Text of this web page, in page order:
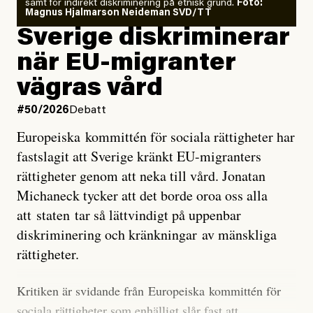
läget för hur den begynnande El Niño-händelsen ska
utveckla sig. El Niño är ett återkommande
väderfenomen som uppstår när havsvattnet i delar av
Stilla havet blir ovanligt varmt. Det påverkar vädret
över stora delar av världen och under
forskare allt oftare varnat för att den här El Niñon
Det verkar vara en underdrift, menar nu Zeke
Hausfather.
”Det ser ut som att årets El Niño inte bara med stor
sannolikhet kommer att bli den starkaste sedan
tillförlitliga mätningar inleddes – den kan till och med
marginal”, skriver han.
samt för indirekt diskriminering på etnisk grund. Foto:
Magnus Hjalmarson Neideman SVD/TT
Sverige diskriminerar
när EU-migranter
vägras vård
#50/2026 Debatt
Europeiska kommittén för sociala rättigheter har
fastslagit att Sverige kränkt EU-migranters
rättigheter genom att neka till vård. Jonatan
Michaneck tycker att det borde oroa oss alla
att staten tar så lättvindigt på uppenbar
diskriminering och kränkningar av mänskliga
rättigheter.
Kritiken är svidande från Europeiska kommittén för